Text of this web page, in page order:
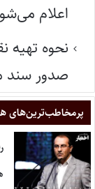
اعلام
صدور سند
پر‌مخاطب‌ترین‌های